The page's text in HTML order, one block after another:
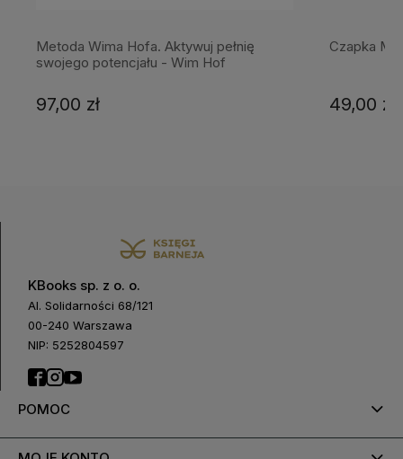
Metoda Wima Hofa. Aktywuj pełnię
swojego potencjału - Wim Hof
97,00 zł
Czapka
49,00 zł
POMOC
KBooks sp. z o. o.
Al. Solidarności 68/121
00-240 Warszawa
NIP: 5252804597